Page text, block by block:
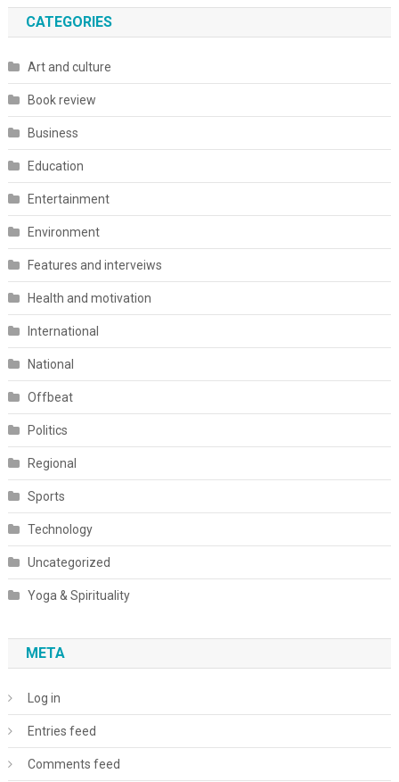
CATEGORIES
Art and culture
Book review
Business
Education
Entertainment
Environment
Features and interveiws
Health and motivation
International
National
Offbeat
Politics
Regional
Sports
Technology
Uncategorized
Yoga & Spirituality
META
Log in
Entries feed
Comments feed